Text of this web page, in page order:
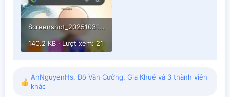
Screenshot_20251031_135103_One UI Home~2.webp
140.2 KB · Lượt xem: 21
R
AnNguyenHs,Đỗ Văn Cường, Gia Khuê và 3 thành viên
khác